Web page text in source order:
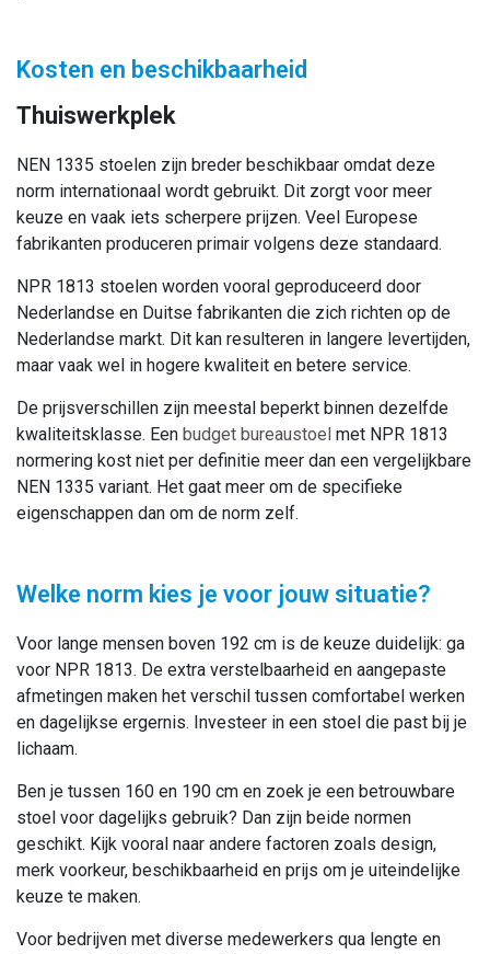
Kosten en beschikbaarheid
Thuiswerkplek
NEN 1335 stoelen zijn breder beschikbaar omdat deze
norm internationaal wordt gebruikt. Dit zorgt voor meer
keuze en vaak iets scherpere prijzen. Veel Europese
fabrikanten produceren primair volgens deze standaard.
NPR 1813 stoelen worden vooral geproduceerd door
Nederlandse en Duitse fabrikanten die zich richten op de
Nederlandse markt. Dit kan resulteren in langere levertijden,
maar vaak wel in hogere kwaliteit en betere service.
De prijsverschillen zijn meestal beperkt binnen dezelfde
kwaliteitsklasse. Een budget bureaustoel met NPR 1813
normering kost niet per definitie meer dan een vergelijkbare
NEN 1335 variant. Het gaat meer om de specifieke
eigenschappen dan om de norm zelf.
Welke norm kies je voor jouw situatie?
Voor lange mensen boven 192 cm is de keuze duidelijk: ga
voor NPR 1813. De extra verstelbaarheid en aangepaste
afmetingen maken het verschil tussen comfortabel werken
en dagelijkse ergernis. Investeer in een stoel die past bij je
lichaam.
Ben je tussen 160 en 190 cm en zoek je een betrouwbare
stoel voor dagelijks gebruik? Dan zijn beide normen
geschikt. Kijk vooral naar andere factoren zoals design,
merk voorkeur, beschikbaarheid en prijs om je uiteindelijke
keuze te maken.
Voor bedrijven met diverse medewerkers qua lengte en